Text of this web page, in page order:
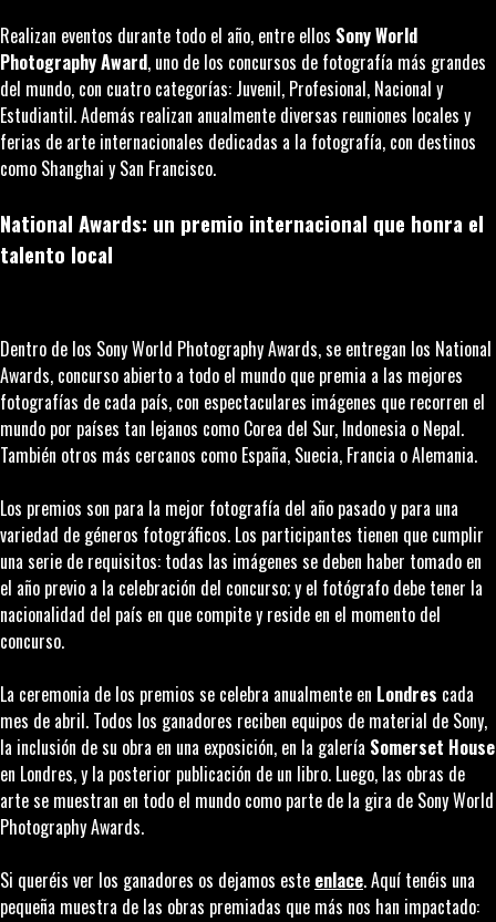
Realizan eventos durante todo el año, entre ellos Sony World
Photography Award, uno de los concursos de fotografía más grandes
del mundo, con cuatro categorías: Juvenil, Profesional, Nacional y
Estudiantil. Además realizan anualmente diversas reuniones locales y
ferias de arte internacionales dedicadas a la fotografía, con destinos
como Shanghai y San Francisco.
National Awards: un premio internacional que honra el
talento local
Dentro de los Sony World Photography Awards, se entregan los National
Awards, concurso abierto a todo el mundo que premia a las mejores
fotografías de cada país, con espectaculares imágenes que recorren el
mundo por países tan lejanos como Corea del Sur, Indonesia o Nepal.
También otros más cercanos como España, Suecia, Francia o Alemania.
Los premios son para la mejor fotografía del año pasado y para una
variedad de géneros fotográficos. Los participantes tienen que cumplir
una serie de requisitos: todas las imágenes se deben haber tomado en
el año previo a la celebración del concurso; y el fotógrafo debe tener la
nacionalidad del país en que compite y reside en el momento del
concurso.
La ceremonia de los premios se celebra anualmente en Londres cada
mes de abril. Todos los ganadores reciben equipos de material de Sony,
la inclusión de su obra en una exposición, en la galería Somerset House
en Londres, y la posterior publicación de un libro. Luego, las obras de
arte se muestran en todo el mundo como parte de la gira de Sony World
Photography Awards.
Si queréis ver los ganadores os dejamos este enlace. Aquí tenéis una
pequeña muestra de las obras premiadas que más nos han impactado: